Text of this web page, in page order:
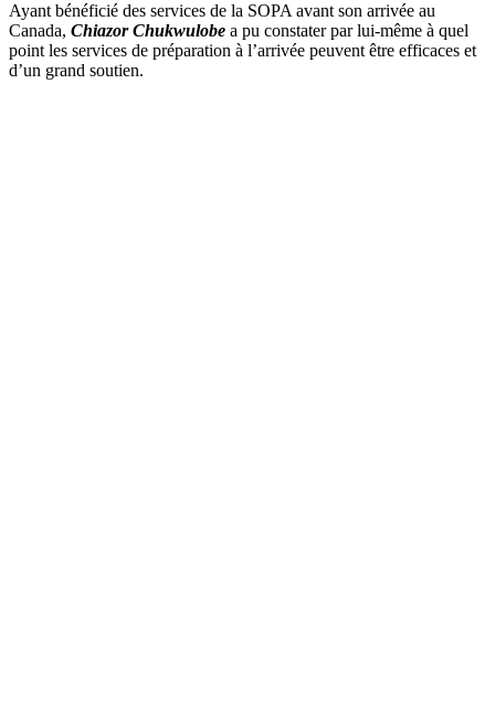
Ayant bénéficié des services de la SOPA avant son arrivée au
Canada, Chiazor Chukwulobe a pu constater par lui-même à quel
point les services de préparation à l’arrivée peuvent être efficaces et
d’un grand soutien.